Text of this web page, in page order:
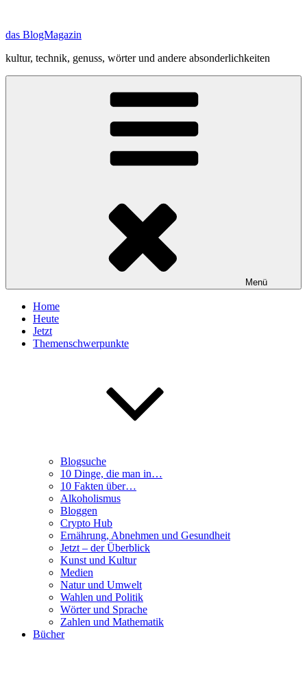
springen
das BlogMagazin
kultur, technik, genuss, wörter und andere absonderlichkeiten
Menü
Home
Heute
Jetzt
Themenschwerpunkte
Blogsuche
10 Dinge, die man in…
10 Fakten über…
Alkoholismus
Bloggen
Crypto Hub
Ernährung, Abnehmen und Gesundheit
Jetzt – der Überblick
Kunst und Kultur
Medien
Natur und Umwelt
Wahlen und Politik
Wörter und Sprache
Zahlen und Mathematik
Bücher